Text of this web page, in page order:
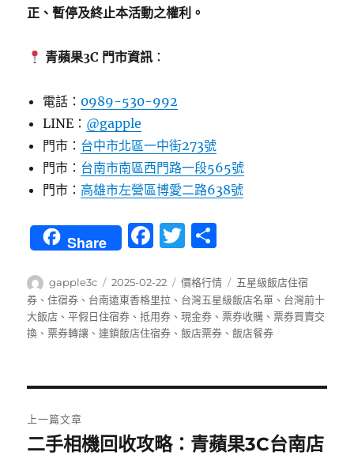
正、暫停及終止本活動之權利。
青蘋果3C 門市資訊：
電話： 0989-530-992
LINE： @gapple
門市： 台中市北區一中街273號
門市： 台南市南區西門路一段565號
門市： 高雄市左營區博愛二路638號
Share
F
c
e
b
o
T
it
te
r
作
者
gapple3c
發
佈
日
期:
2025-02-22
分
類
價格行情
標
籤
五星級飯店住宿
券 、住宿券 、 台南遠東香格里拉 、 台灣五星級飯店名單 、 台灣前十
大飯店 、平假日住宿券 、抵用券 、現金券 、票券收購 、票券買賣交
換 、票券轉讓 、連鎖飯店住宿券 、飯店票券 、飯店餐券
章
上一篇文章
上
二手相機回收攻略：青蘋果3C台南店